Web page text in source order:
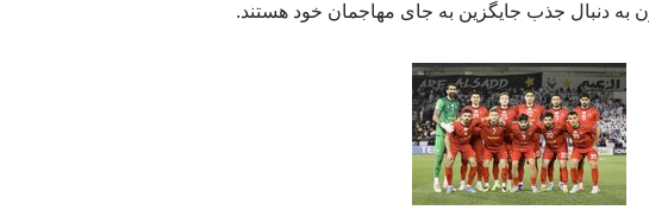
به دنبال جذب جایگزین به جای مهاجمان خود هستند.